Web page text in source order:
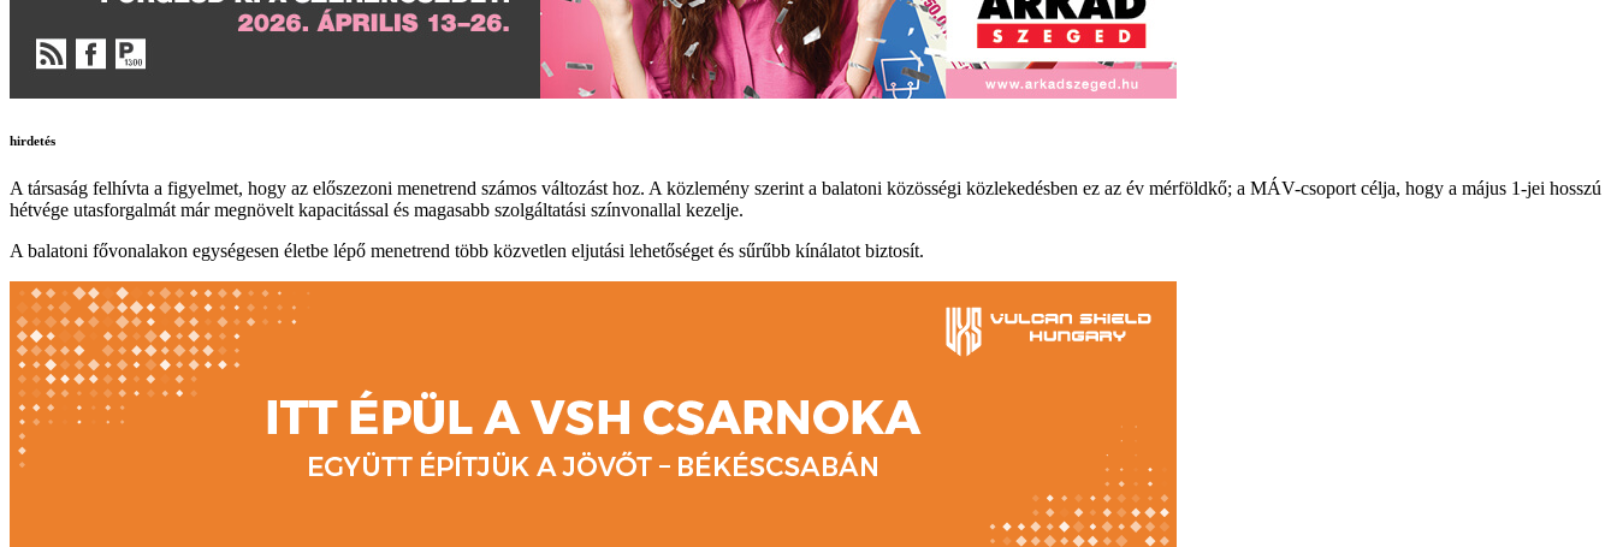
hirdetés
A társaság felhívta a figyelmet, hogy az előszezoni menetrend számos változást hoz. A közlemény szerint a balatoni közösségi közlekedésben ez az év mérföldkő; a MÁV-csoport célja, hogy a május 1-jei hosszú
hétvége utasforgalmát már megnövelt kapacitással és magasabb szolgáltatási színvonallal kezelje.
A balatoni fővonalakon egységesen életbe lépő menetrend több közvetlen eljutási lehetőséget és sűrűbb kínálatot biztosít.